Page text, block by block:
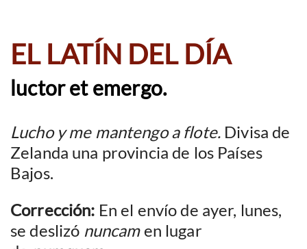
EL LATÍN DEL DÍA
luctor et emergo.
Lucho y me mantengo a flote. Divisa de
Zelanda una provincia de los Países
Bajos.
Corrección: En el envío de ayer, lunes,
se deslizó nuncam en lugar